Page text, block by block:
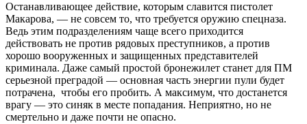
Останавливающее действие, которым славится пистолет
Макарова, — не совсем то, что требуется оружию спецназа.
Ведь этим подразделениям чаще всего приходится
действовать не против рядовых преступников, а против
хорошо вооруженных и защищенных представителей
криминала. Даже самый простой бронежилет станет для ПМ
серьезной преградой — основная часть энергии пули будет
потрачена, чтобы его пробить. А максимум, что достанется
врагу — это синяк в месте попадания. Неприятно, но не
смертельно и даже почти не опасно.